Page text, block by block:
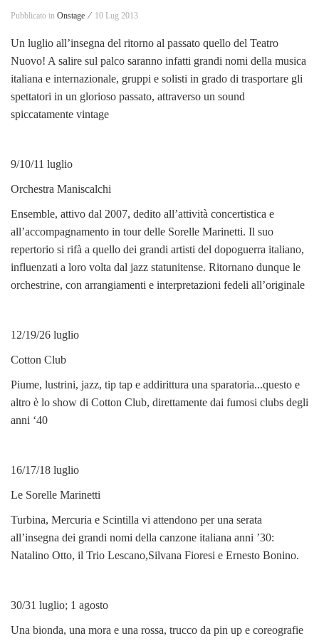
Pubblicato in Onstage ⁄ 10 Lug 2013
Un luglio all’insegna del ritorno al passato quello del Teatro
Nuovo! A salire sul palco saranno infatti grandi nomi della musica
italiana e internazionale, gruppi e solisti in grado di trasportare gli
spettatori in un glorioso passato, attraverso un sound
spiccatamente vintage
9/10/11 luglio
Orchestra Maniscalchi
Ensemble, attivo dal 2007, dedito all’attività concertistica e
all’accompagnamento in tour delle Sorelle Marinetti. Il suo
repertorio si rifà a quello dei grandi artisti del dopoguerra italiano,
influenzati a loro volta dal jazz statunitense. Ritornano dunque le
orchestrine, con arrangiamenti e interpretazioni fedeli all’originale
12/19/26 luglio
Cotton Club
Piume, lustrini, jazz, tip tap e addirittura una sparatoria...questo e
altro è lo show di Cotton Club, direttamente dai fumosi clubs degli
anni ‘40
16/17/18 luglio
Le Sorelle Marinetti
Turbina, Mercuria e Scintilla vi attendono per una serata
all’insegna dei grandi nomi della canzone italiana anni ’30:
Natalino Otto, il Trio Lescano,Silvana Fioresi e Ernesto Bonino.
30/31 luglio; 1 agosto
Una bionda, una mora e una rossa, trucco da pin up e coreografie